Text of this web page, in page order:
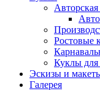
Авторская
Ростовые
Куклы для
Эскизы и
Галерея